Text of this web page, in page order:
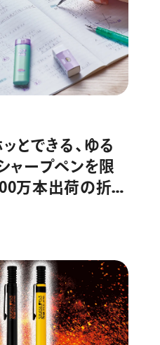
とできる、ゆる
ャープペンを限
万本出荷の折れ
オレンズ」シリ